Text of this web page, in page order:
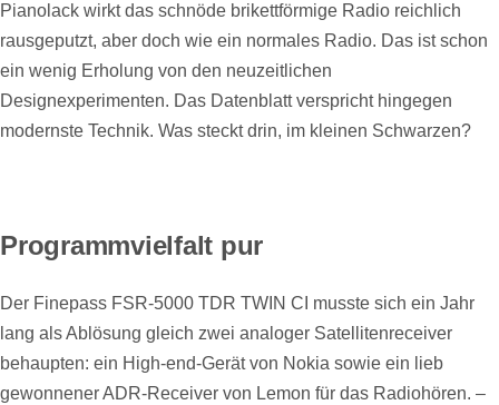
Pianolack wirkt das schnöde brikettförmige Radio reichlich
rausgeputzt, aber doch wie ein normales Radio. Das ist schon
ein wenig Erholung von den neuzeitlichen
Designexperimenten. Das Datenblatt verspricht hingegen
modernste Technik. Was steckt drin, im kleinen Schwarzen?
Programmvielfalt pur
Der Finepass FSR-5000 TDR TWIN CI musste sich ein Jahr
lang als Ablösung gleich zwei analoger Satellitenreceiver
behaupten: ein High-end-Gerät von Nokia sowie ein lieb
gewonnener ADR-Receiver von Lemon für das Radiohören. –